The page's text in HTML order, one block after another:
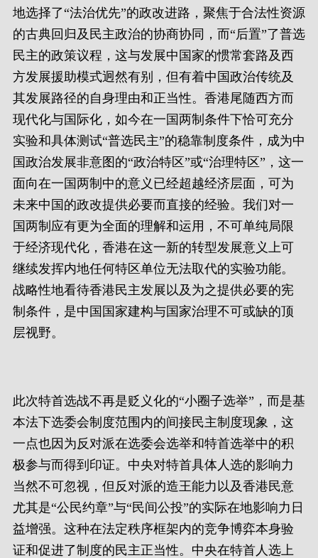
地选择了“法治优先”的政改进路，聚焦于合法性资源
的古典回归及民主政治的协商协同，而“后置”了普选
民主的政策议程，这与发展中国家的惯常套路及西
方发展援助模式迥然有别，但有着中国政治传统及
其发展路径的自身理由和正当性。香港尾随西方而
现代化与国际化，如今在一国两制条件下恰可充分
实验和具体测试“普选民主”的稳靠制度条件，成为中
国政治发展非意图的“政治特区”或“治理特区”，这一
面向在一国两制中的意义已经超越经济层面，可为
未来中国的政改提供必要而直接的经验。我们对一
国两制应有更为全面的理解和运用，不可单纯局限
于经济现代化，香港在这一新的转型发展意义上可
继续发挥内地任何特区单位无法取代的实验功能。
战略性地看待香港民主发展以及为之提供必要的宪
制条件，是中国国家建构与国家治理不可或缺的顶
层视野。
此次特首选战不再是贬义化的“小圈子选举”，而是基
本法下选委会制度范围内的间接民主制度现象，这
一点也因为反对派在选委会选举和特首选举中的积
极参与而得到印证。中央对特首具体人选的影响力
当然不可忽视，但反对派的造王能力以及香港民意
尤其是“公民约章”与“民间公投”的实际在地影响力日
益增强。这种在法定秩序框架内的竞争博弈本身验
证和促进了制度的民主正当性。中央在特首人选上